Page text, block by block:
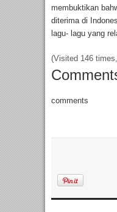
membuktikan
diterima di
lagu- lagu yang
(Visited 146
comments